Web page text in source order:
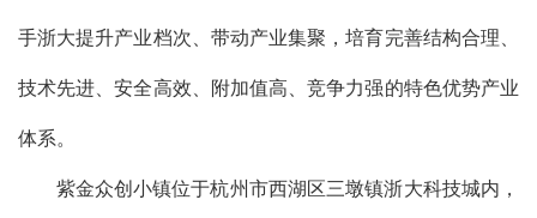
手浙大提升产业档次、带动产业集聚，培育完善结构合理、
技术先进、安全高效、附加值高、竞争力强的特色优势产业
体系。
紫金众创小镇位于杭州市西湖区三墩镇浙大科技城内，